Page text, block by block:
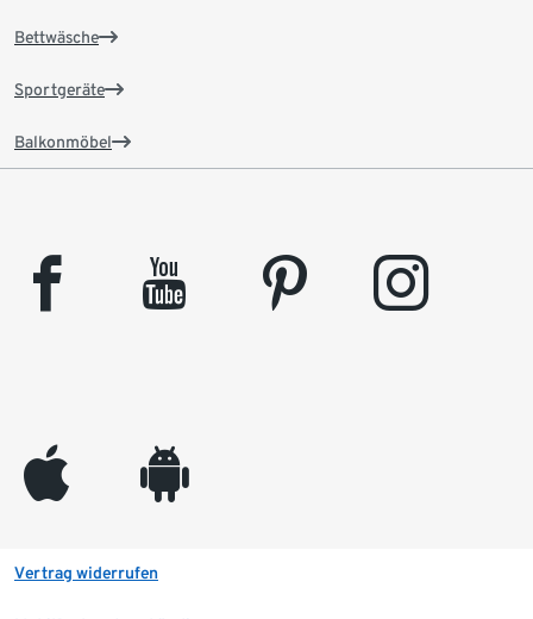
Bettwäsche
Sportgeräte
Balkonmöbel
facebook youtube pinterest instagram
appleinc android
Vertrag widerrufen